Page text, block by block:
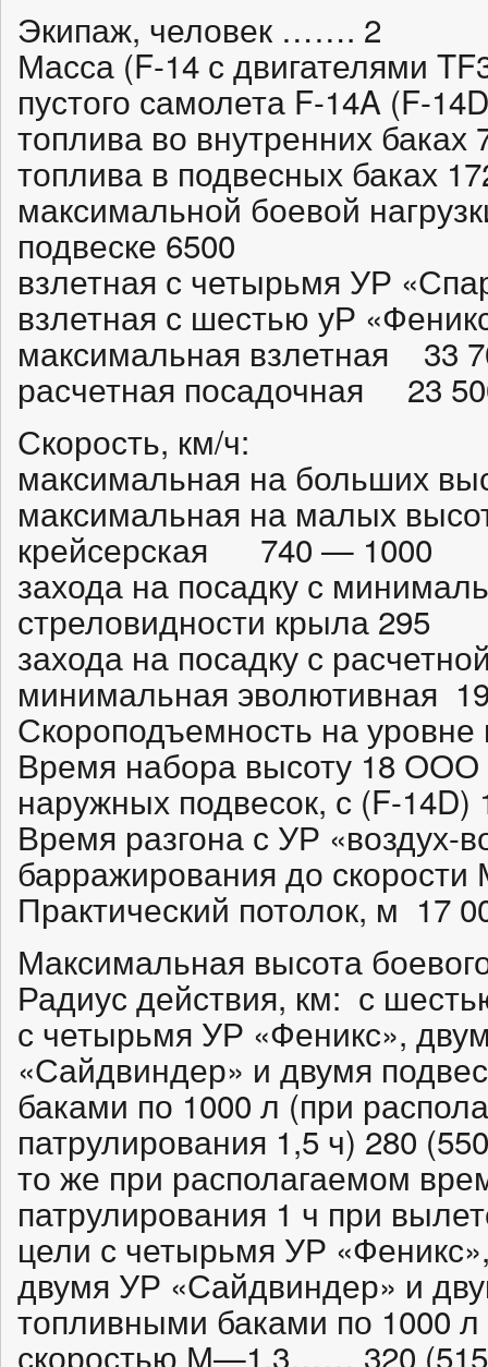
Экипаж, человек ……. 2
Масса (F-14 с двигателями
пустого самолета F-14A (F-
топлива во внутренних баках
топлива в подвесных баках
максимальной боевой
подвеске 6500
взлетная с четырьмя УР
взлетная с шестью уР
максимальная взлетная 33
расчетная посадочная 23
Скорость, км/ч:
максимальная на больших
максимальная на малых
крейсерская 740 — 1000
захода на посадку с
стреловидности крыла 295
захода на посадку с
минимальная эволютивная
Скороподъемность на
Время набора высоту 18 ООО
наружных подвесок, с (F-14D)
Время разгона с УР «воздух-
барражирования до
Практический потолок, м 17
Максимальная высота
Радиус действия, км: с
с четырьмя УР «Феникс»,
«Сайдвиндер» и двумя
баками по 1000 л (при
патрулирования 1,5 ч) 280
то же при располагаемом
патрулирования 1 ч при
цели с четырьмя УР
двумя УР «Сайдвиндер» и
топливными баками по 1000 л
скоростью М—1,3…… 320